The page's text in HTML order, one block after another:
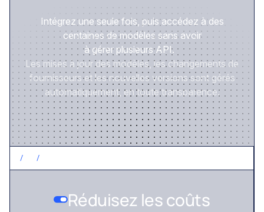
Intégrez une seule fois, puis accédez à des
centaines de modèles sans avoir
à gérer plusieurs API.
Les mises à jour des modèles, les changements de
fournisseurs et les nouvelles versions sont gérés
automatiquement, en toute transparence.
/ /
Réduisez les coûts